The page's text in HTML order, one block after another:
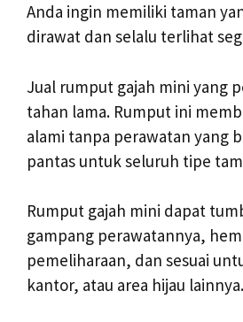
Anda ingin memiliki taman
dirawat dan selalu terlihat
Jual rumput gajah mini yang
tahan lama. Rumput ini
alami tanpa perawatan yang
pantas untuk seluruh tipe
Rumput gajah mini dapat
gampang perawatannya,
pemeliharaan, dan sesuai
kantor, atau area hijau lainnya.